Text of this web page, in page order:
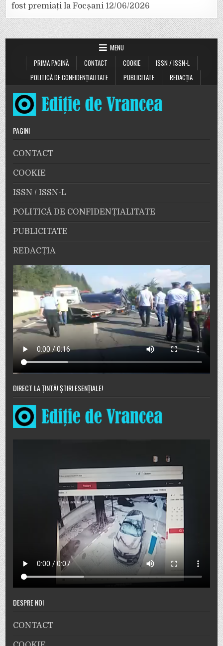
fost premiați la Focșani 12/06/2026
MENU
PRIMA PAGINĂ
CONTACT COOKIE
ISSN / ISSN-L
POLITICĂ DE CONFIDENȚIALITATE
PUBLICITATE REDACȚIA
PAGINI
CONTACT
COOKIE
ISSN / ISSN-L
POLITICĂ DE CONFIDENȚIALITATE
PUBLICITATE
REDACȚIA
DIRECT LA ȚINTĂ! ȘTIRI ESENȚIALE!
DESPRE NOI
CONTACT